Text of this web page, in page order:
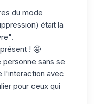
du mode
était la
! 🤩
sans se
l'interaction avec
pour ceux qui